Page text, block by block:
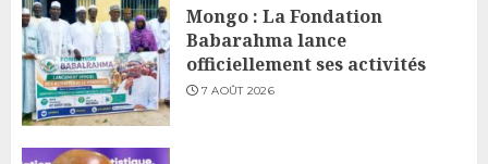
Mongo : La Fondation
Babarahma lance
officiellement ses activités
7 AOÛT 2026